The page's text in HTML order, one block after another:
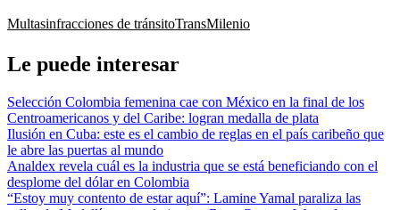
Multasinfracciones de tránsitoTransMilenio
Le puede interesar
Selección Colombia femenina cae con México en la final de los
Centroamericanos y del Caribe: logran medalla de plata
Ilusión en Cuba: este es el cambio de reglas en el país caribeño que
le abre las puertas al mundo
Analdex revela cuál es la industria que se está beneficiando con el
desplome del dólar en Colombia
“Estoy muy contento de estar aquí”: Lamine Yamal paraliza las